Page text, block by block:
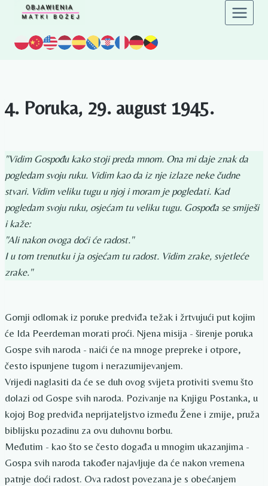
Preskoči
sadržaj
4. Poruka, 29. august 1945.
"Vidim Gospođu kako stoji preda mnom. Ona mi daje znak da
pogledam svoju ruku. Vidim kao da iz nje izlaze neke čudne
stvari. Vidim veliku tugu u njoj i moram je pogledati. Kad
pogledam svoju ruku, osjećam tu veliku tugu. Gospođa se smiješi
i kaže:
"Ali nakon ovoga doći će radost."
I u tom trenutku i ja osjećam tu radost. Vidim zrake, svjetleće
zrake."
Gornji odlomak iz poruke predviđa težak i žrtvujući put kojim
će Ida Peerdeman morati proći. Njena misija - širenje poruka
Gospe svih naroda - naići će na mnoge prepreke i otpore,
često ispunjene tugom i nerazumijevanjem.
Vrijedi naglasiti da će se duh ovog svijeta protiviti svemu što
dolazi od Gospe svih naroda. Pozivanje na Knjigu Postanka, u
kojoj Bog predviđa neprijateljstvo između Žene i zmije, pruža
biblijsku pozadinu za ovu duhovnu borbu.
Međutim - kao što se često događa u mnogim ukazanjima -
Gospa svih naroda također najavljuje da će nakon vremena
patnje doći radost. Ova radost povezana je s obećanjem